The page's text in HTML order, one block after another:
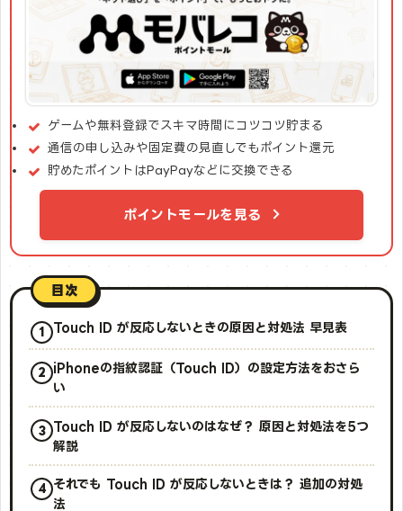
ゲームや無料登録でスキマ時間にコツコツ貯まる
通信の申し込みや固定費の見直しでもポイント還元
貯めたポイントはPayPayなどに交換できる
ポイントモールを見る
目次
Touch ID が反応しないときの原因と対処法 早見表
iPhoneの指紋認証（Touch ID）の設定方法をおさら
い
Touch ID が反応しないのはなぜ？ 原因と対処法を5つ
解説
それでも Touch ID が反応しないときは？ 追加の対処
法